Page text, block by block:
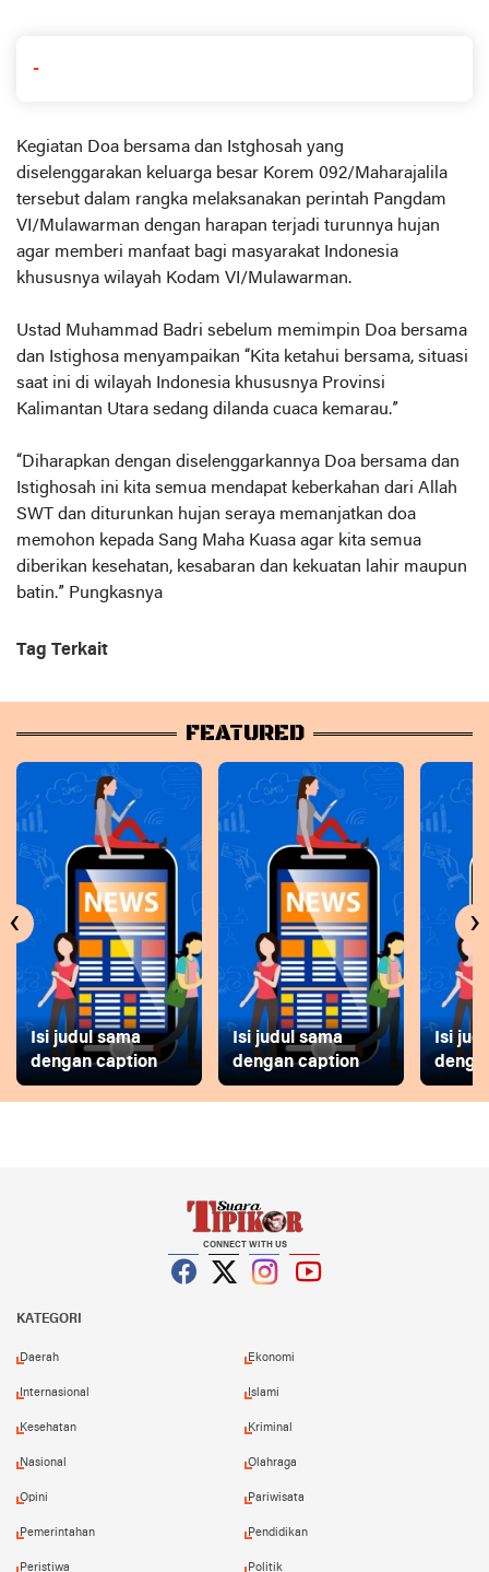
-
Kegiatan Doa bersama dan Istghosah yang
diselenggarakan keluarga besar Korem 092/Maharajalila
tersebut dalam rangka melaksanakan perintah Pangdam
VI/Mulawarman dengan harapan terjadi turunnya hujan
agar memberi manfaat bagi masyarakat Indonesia
khususnya wilayah Kodam VI/Mulawarman.
Ustad Muhammad Badri sebelum memimpin Doa bersama
dan Istighosa menyampaikan “Kita ketahui bersama, situasi
saat ini di wilayah Indonesia khususnya Provinsi
Kalimantan Utara sedang dilanda cuaca kemarau.”
“Diharapkan dengan diselenggarkannya Doa bersama dan
Istighosah ini kita semua mendapat keberkahan dari Allah
SWT dan diturunkan hujan seraya memanjatkan doa
memohon kepada Sang Maha Kuasa agar kita semua
diberikan kesehatan, kesabaran dan kekuatan lahir maupun
batin.” Pungkasnya
Tag Terkait
FEATURED
Isi judul sama
dengan caption
Isi judul sama
dengan caption
Isi
‹ ›
CONNECT WITH US
KATEGORI
Daerah Ekonomi
Internasional Islami
Kesehatan Kriminal
Nasional Olahraga
Opini Pariwisata
Pemerintahan Pendidikan
Peristiwa Politik